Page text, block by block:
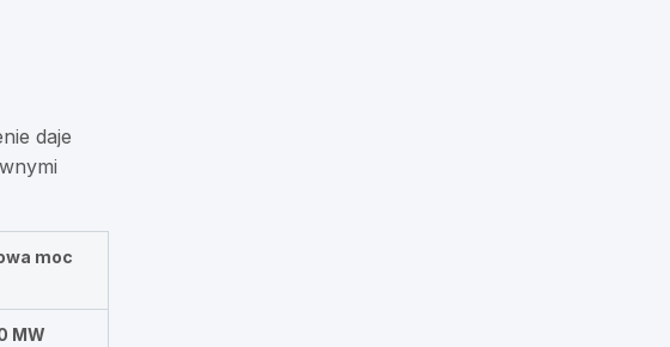
daje
moc
MW